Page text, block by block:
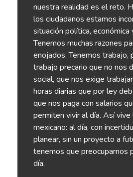
nuestra realidad es el reto.
los ciudadanos estamos
situación política, económica
Tenemos muchas razones
enojados. Tenemos trabajo,
trabajo precario que no nos
social, que nos exige
horas diarias que por ley
que nos paga con salarios
permiten vivir al día. Así
mexicano: al día, con
planear, sin un proyecto a
tenemos que preocuparnos
día.